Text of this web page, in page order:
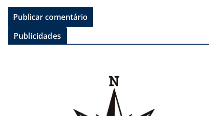
Publicidades